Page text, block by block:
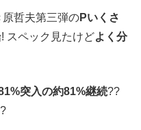
哲夫第三弾のPいくさ
スペック見たけどよく分
突入の約81%継続??